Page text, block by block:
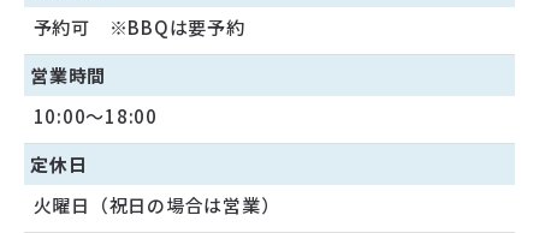
予約可 ※BBQは要予約
営業時間
10:00～18:00
定休日
火曜日（祝日の場合は営業）